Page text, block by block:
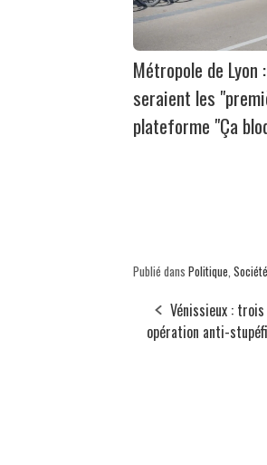
Métropole de
seraient les
plateforme "Ça
Publié dans Politique, Société
Vénissieux :
opération anti-